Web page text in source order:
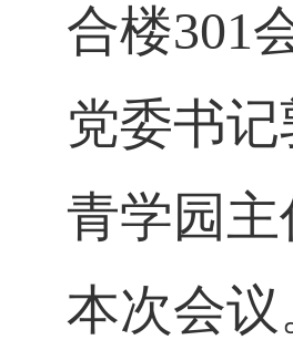
合楼301
党委书
青学园
本次会议